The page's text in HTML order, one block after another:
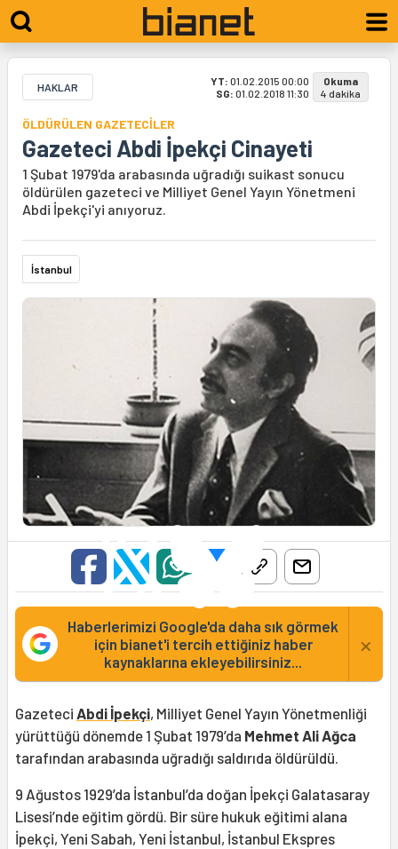
HAKLAR YT: 01.02.2015 00:00
SG: 01.02.2018 11:30
Okuma
4 dakika
ÖLDÜRÜLEN GAZETECİLER
Gazeteci Abdi İpekçi Cinayeti
1 Şubat 1979'da arabasında uğradığı suikast sonucu
öldürülen gazeteci ve Milliyet Genel Yayın Yönetmeni
Abdi İpekçi'yi anıyoruz.
İstanbul
Haberlerimizi Google'da daha sık görmek
için bianet'i tercih ettiğiniz haber
kaynaklarına ekleyebilirsiniz...
×
Gazeteci Abdi İpekçi, Milliyet Genel Yayın Yönetmenliği
yürüttüğü dönemde 1 Şubat 1979’da Mehmet Ali Ağca
tarafından arabasında uğradığı saldırıda öldürüldü.
9 Ağustos 1929’da İstanbul’da doğan İpekçi Galatasaray
Lisesi’nde eğitim gördü. Bir süre hukuk eğitimi alana
İpekçi, Yeni Sabah, Yeni İstanbul, İstanbul Ekspres